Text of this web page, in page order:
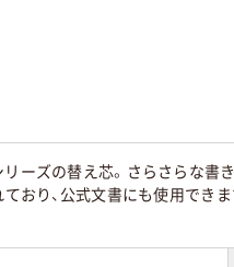
ーズの替え芯。さらさらな書
ており、公式文書にも使用で